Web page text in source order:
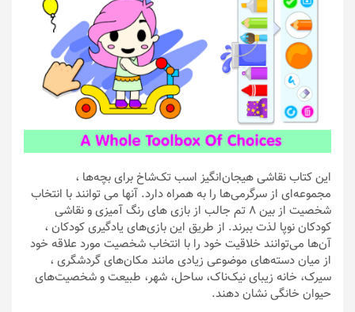
این کتاب نقاشی هیجان‌انگیز اسب تک‌شاخ برای بچه‌ها ،
مجموعه‌ای از سرگرمی‌ها را به همراه دارد. آنها می توانند با انتخاب
شخصیت از بین 8 تم جالب از بازی های رنگ آمیزی و نقاشی
کودکان نوپا لذت ببرند. از طریق این بازی‌های یادگیری کودکان ،
آن‌ها می‌توانند خلاقیت خود را با انتخاب شخصیت مورد علاقه خود
از میان دسته‌های موضوعی زیادی مانند مکان‌های گردشگری ،
سیرک، خانه زیبای نیک‌ناک، ساحل، شهر، طبیعت و شخصیت‌های
حیوان خانگی نشان دهند.